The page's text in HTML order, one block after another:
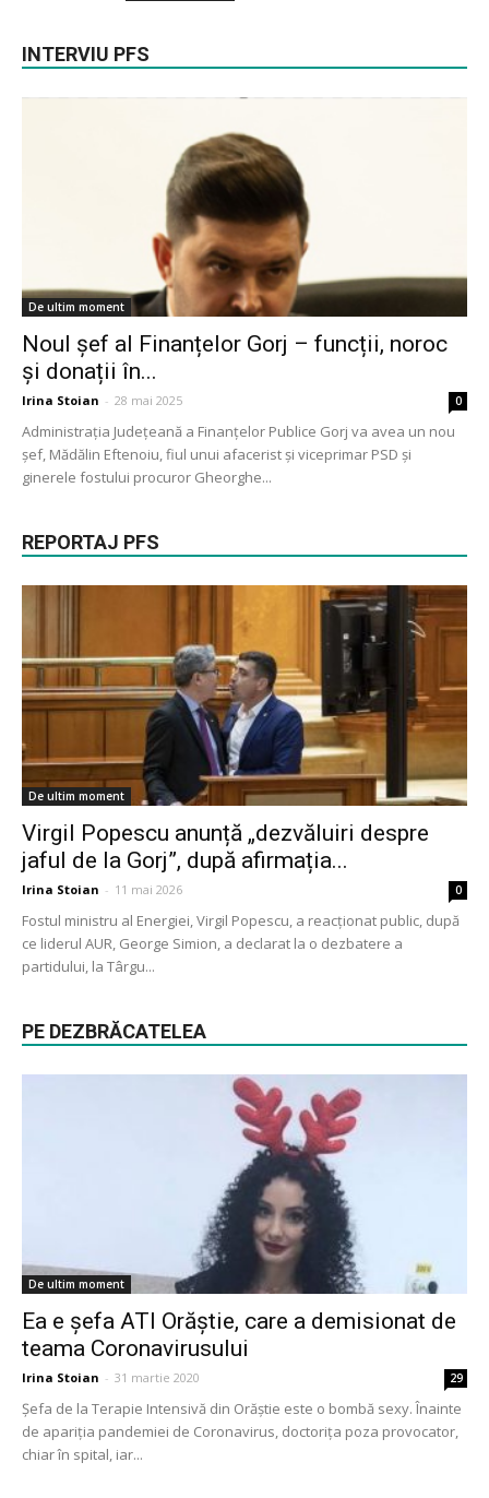
INTERVIU PFS
De ultim moment
Noul șef al Finanțelor Gorj – funcții, noroc
și donații în...
Irina Stoian - 28 mai 2025 0
Administrația Județeană a Finanțelor Publice Gorj va avea un nou
șef, Mădălin Eftenoiu, fiul unui afacerist și viceprimar PSD și
ginerele fostului procuror Gheorghe...
REPORTAJ PFS
De ultim moment
Virgil Popescu anunță „dezvăluiri despre
jaful de la Gorj”, după afirmația...
Irina Stoian - 11 mai 2026 0
Fostul ministru al Energiei, Virgil Popescu, a reacționat public, după
ce liderul AUR, George Simion, a declarat la o dezbatere a
partidului, la Târgu...
PE DEZBRĂCATELEA
De ultim moment
Ea e șefa ATI Orăștie, care a demisionat de
teama Coronavirusului
Irina Stoian - 31 martie 2020 29
Șefa de la Terapie Intensivă din Orăștie este o bombă sexy. Înainte
de apariția pandemiei de Coronavirus, doctorița poza provocator,
chiar în spital, iar...